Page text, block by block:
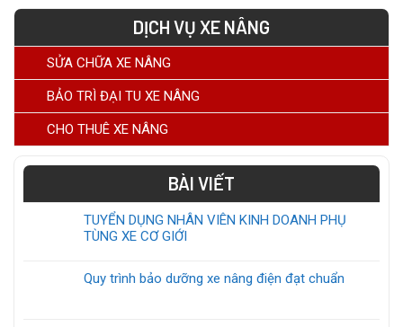
DỊCH VỤ XE NÂNG
SỬA CHỮA XE NÂNG
BẢO TRÌ ĐẠI TU XE NÂNG
CHO THUÊ XE NÂNG
BÀI VIẾT
TUYỂN DỤNG NHÂN VIÊN KINH DOANH PHỤ
TÙNG XE CƠ GIỚI
Quy trình bảo dưỡng xe nâng điện đạt chuẩn